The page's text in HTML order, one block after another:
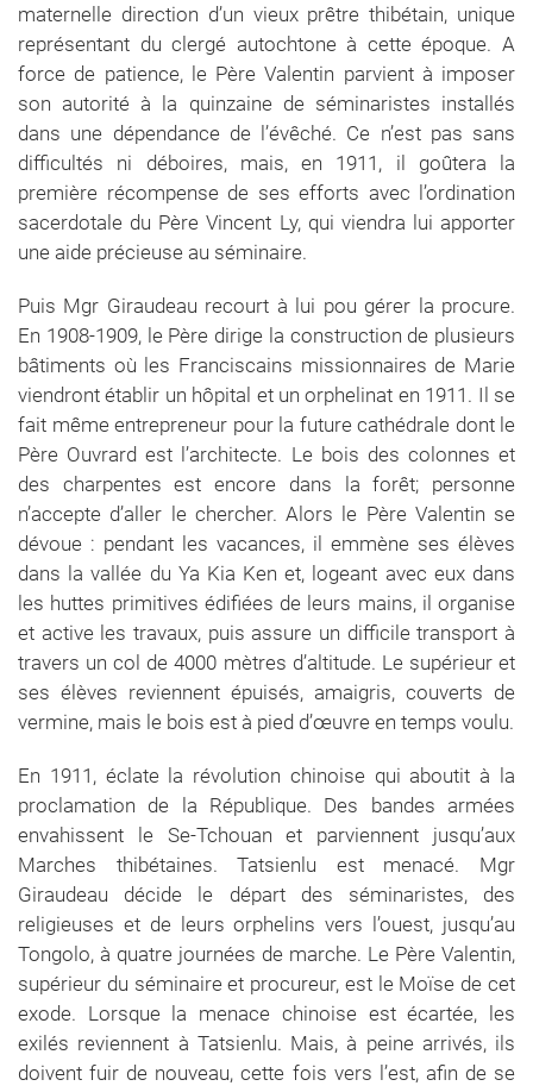
maternelle direction d’un vieux prêtre thibétain, unique
représentant du clergé autochtone à cette époque. A
force de patience, le Père Valentin parvient à imposer
son autorité à la quinzaine de séminaristes installés
dans une dépendance de l’évêché. Ce n’est pas sans
difficultés ni déboires, mais, en 1911, il goûtera la
première récompense de ses efforts avec l’ordination
sacerdotale du Père Vincent Ly, qui viendra lui apporter
une aide précieuse au séminaire.
Puis Mgr Giraudeau recourt à lui pou gérer la procure.
En 1908-1909, le Père dirige la construction de plusieurs
bâtiments où les Franciscains missionnaires de Marie
viendront établir un hôpital et un orphelinat en 1911. Il se
fait même entrepreneur pour la future cathédrale dont le
Père Ouvrard est l’architecte. Le bois des colonnes et
des charpentes est encore dans la forêt; personne
n’accepte d’aller le chercher. Alors le Père Valentin se
dévoue : pendant les vacances, il emmène ses élèves
dans la vallée du Ya Kia Ken et, logeant avec eux dans
les huttes primitives édifiées de leurs mains, il organise
et active les travaux, puis assure un difficile transport à
travers un col de 4000 mètres d’altitude. Le supérieur et
ses élèves reviennent épuisés, amaigris, couverts de
vermine, mais le bois est à pied d’œuvre en temps voulu.
En 1911, éclate la révolution chinoise qui aboutit à la
proclamation de la République. Des bandes armées
envahissent le Se-Tchouan et parviennent jusqu’aux
Marches thibétaines. Tatsienlu est menacé. Mgr
Giraudeau décide le départ des séminaristes, des
religieuses et de leurs orphelins vers l’ouest, jusqu’au
Tongolo, à quatre journées de marche. Le Père Valentin,
supérieur du séminaire et procureur, est le Moïse de cet
exode. Lorsque la menace chinoise est écartée, les
exilés reviennent à Tatsienlu. Mais, à peine arrivés, ils
doivent fuir de nouveau, cette fois vers l’est, afin de se